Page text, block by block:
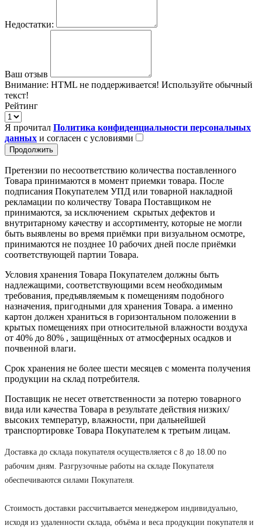
Недостатки:
Ваш отзыв
Внимание: HTML не поддерживается! Используйте обычный
текст!
Рейтинг
Я прочитал Политика конфиденциальности персональных
данных и согласен с условиями
Продолжить
Претензии по несоответствию количества поставленного
Товара принимаются в момент приемки товара. После
подписания Покупателем УПД или товарной накладной
рекламации по количеству Товара Поставщиком не
принимаются, за исключением скрытых дефектов и
внутритарному качеству и ассортименту, которые не могли
быть выявлены во время приёмки при визуальном осмотре,
принимаются не позднее 10 рабочих дней после приёмки
соответствующей партии Товара.
Условия хранения Товара Покупателем должны быть
надлежащими, соответствующими всем необходимым
требования, предъявляемым к помещениям подобного
назначения, пригодными для хранения Товара. а именно
картон должен храниться в горизонтальном положении в
крытых помещениях при относительной влажности воздуха
от 40% до 80% , защищённых от атмосферных осадков и
почвенной влаги.
Срок хранения не более шести месяцев с момента получения
продукции на склад потребителя.
Поставщик не несет ответственности за потерю товарного
вида или качества Товара в результате действия низких/
высоких температур, влажности, при дальнейшей
транспортировке Товара Покупателем к третьим лицам.
Доставка до склада покупателя осуществляется с 8 до 18.00 по
рабочим дням. Разгрузочные работы на складе Покупателя
обеспечиваются силами Покупателя.
Стоимость доставки рассчитывается менеджером индивидуально,
исходя из удаленности склада, объёма и веса продукции покупателя и